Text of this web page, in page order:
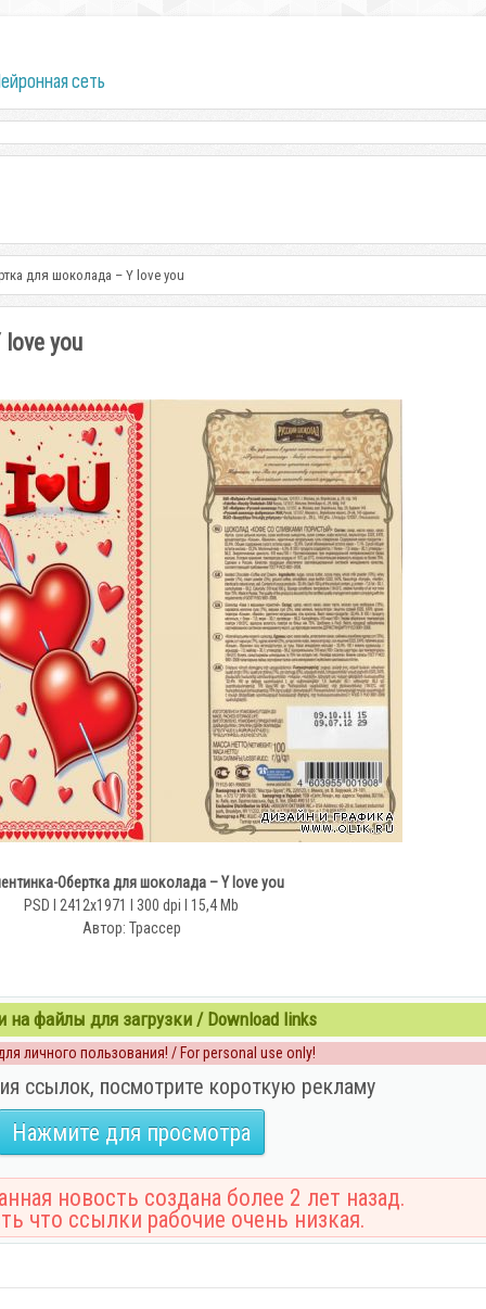
сеть
для шоколада – Y love you
you
Обертка для шоколада – Y love you
PSD l 2412x1971 l 300 dpi l 15,4 Mb
Автор: Трассер
на файлы для загрузки / Download links
личного пользования! / For personal use only!
ссылок, посмотрите короткую рекламу
Нажмите для просмотра
новость создана более 2 лет назад.
что ссылки рабочие очень низкая.